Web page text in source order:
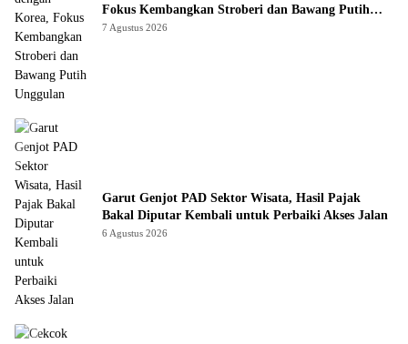
Fokus Kembangkan Stroberi dan Bawang Putih
Unggulan
7 Agustus 2026
Garut Genjot PAD Sektor Wisata, Hasil Pajak
Bakal Diputar Kembali untuk Perbaiki Akses Jalan
6 Agustus 2026